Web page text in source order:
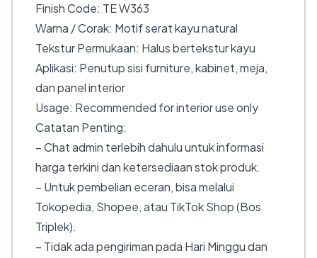
Finish Code: TE W363
Warna / Corak: Motif serat kayu natural
Tekstur Permukaan: Halus bertekstur kayu
Aplikasi: Penutup sisi furniture, kabinet, meja,
dan panel interior
Usage: Recommended for interior use only
Catatan Penting:
– Chat admin terlebih dahulu untuk informasi
harga terkini dan ketersediaan stok produk.
– Untuk pembelian eceran, bisa melalui
Tokopedia, Shopee, atau TikTok Shop (Bos
Triplek).
– Tidak ada pengiriman pada Hari Minggu dan